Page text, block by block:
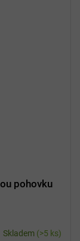
pohovku
Skladem (>5 ks)